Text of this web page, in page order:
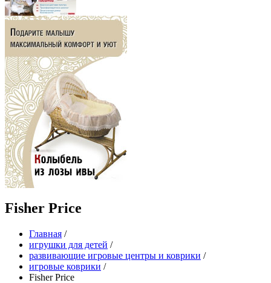
Fisher Price
Главная /
игрушки для детей /
развивающие игровые центры и коврики /
игровые коврики /
Fisher Price